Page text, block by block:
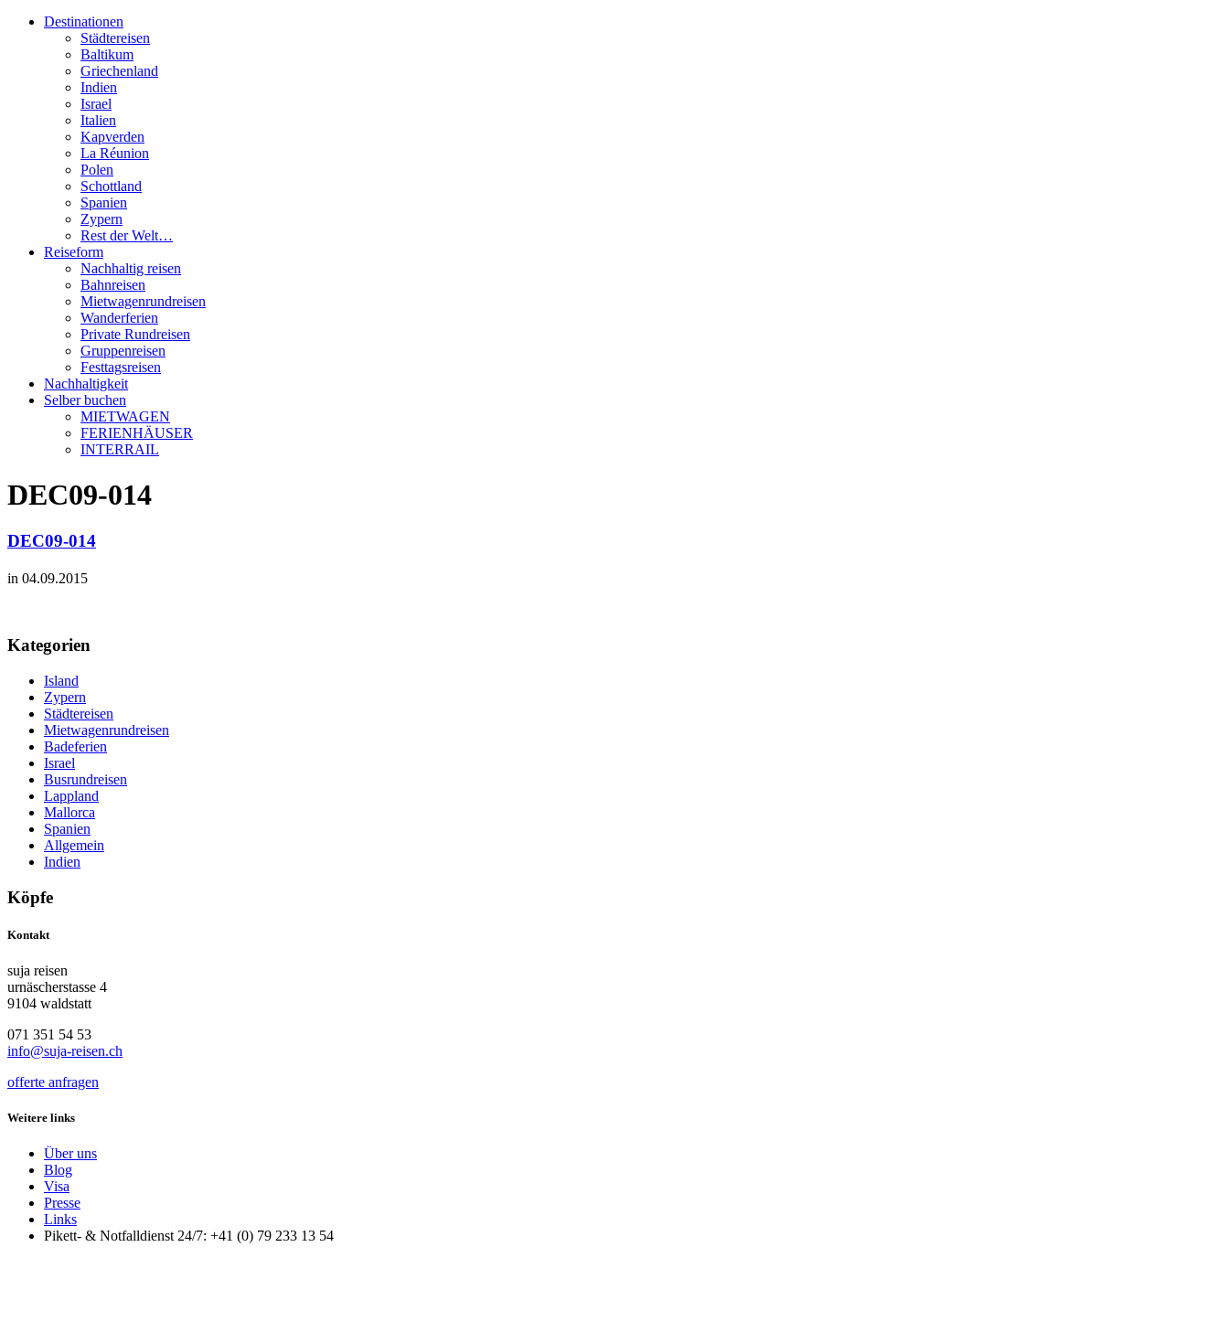
Destinationen
Städtereisen
Baltikum
Griechenland
Indien
Israel
Italien
Kapverden
La Réunion
Polen
Schottland
Spanien
Zypern
Rest der Welt…
Reiseform
Nachhaltig reisen
Bahnreisen
Mietwagenrundreisen
Wanderferien
Private Rundreisen
Gruppenreisen
Festtagsreisen
Nachhaltigkeit
Selber buchen
MIETWAGEN
FERIENHÄUSER
INTERRAIL
DEC09-014
DEC09-014
in 04.09.2015
Kategorien
Island
Zypern
Städtereisen
Mietwagenrundreisen
Badeferien
Israel
Busrundreisen
Lappland
Mallorca
Spanien
Allgemein
Indien
Köpfe
Kontakt
suja reisen
urnäscherstasse 4
9104 waldstatt
071 351 54 53
info@suja-reisen.ch
offerte anfragen
Weitere links
Über uns
Blog
Visa
Presse
Links
Pikett- & Notfalldienst 24/7: +41 (0) 79 233 13 54